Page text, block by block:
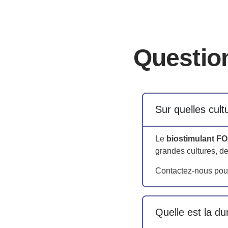
Sur quelles
Le biostimulant
grandes cultures,
Contactez-nous
Quelle est la